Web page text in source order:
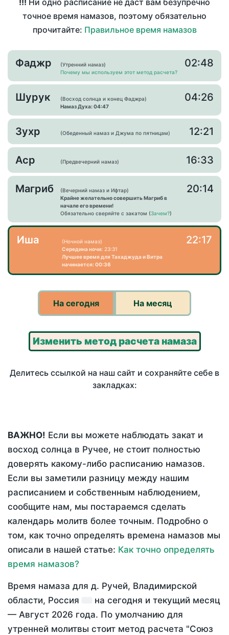
!!! Ни одно расписание не даст вам безупречно
точное время намазов, поэтому обязательно
прочитайте: Правильное время намазов
Фаджр
(Утренний намаз)
Почему мы используем этот метод расчета?
02:48
Шурук
(Восход солнца и конец Фаджра)
Намаз Духа: 04:47
04:26
Зухр (Обеденный намаз и Джума по пятницам) 12:21
Аср (Предвечерний намаз) 16:33
Магриб
(Вечерний намаз и Ифтар)
Крайне желательно совершить Магриб в
начале его времени!
Обязательно сверяйте с закатом (Зачем?)
20:14
Иша
(Ночной намаз)
Середина ночи: 23:31
Лучшее время для Тахаджуда и Витра
начинается: 00:36
22:17
На сегодня На месяц
Изменить метод расчета намаза
Делитесь ссылкой на наш сайт и сохраняйте себе в
закладках:
ВАЖНО! Если вы можете наблюдать закат и
восход солнца в Ручее, не стоит полностью
доверять какому-либо расписанию намазов.
Если вы заметили разницу между нашим
расписанием и собственным наблюдением,
сообщите нам, мы постараемся сделать
календарь молитв более точным. Подробно о
том, как точно определять времена намазов мы
описали в нашей статье: Как точно определять
время намазов?
Время намаза для д. Ручей, Владимирской
области, Россия
на сегодня и текущий месяц
— Август 2026 года. По умолчанию для
утренней молитвы стоит метод расчета "Союз